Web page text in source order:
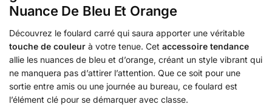
Nuance De Bleu Et Orange
Découvrez le foulard carré qui saura apporter une véritable
touche de couleur à votre tenue. Cet accessoire tendance
allie les nuances de bleu et d’orange, créant un style vibrant qui
ne manquera pas d’attirer l’attention. Que ce soit pour une
sortie entre amis ou une journée au bureau, ce foulard est
l’élément clé pour se démarquer avec classe.